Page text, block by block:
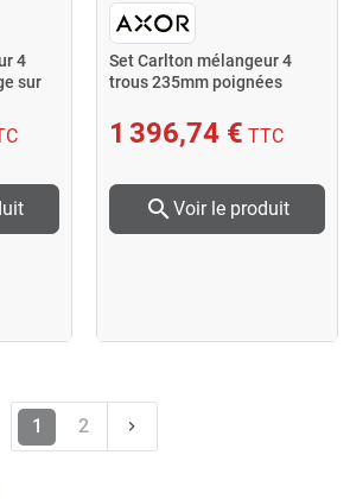
4
sur
Set Carlton mélangeur 4
trous 235mm poignées
1 396,74 € TTC
search Voir le produit
1 2 keyboard_arrow_right